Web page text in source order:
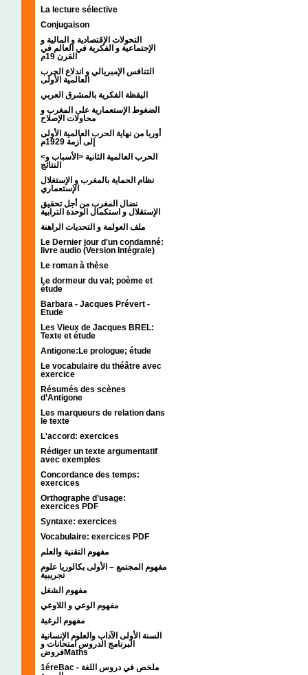
La lecture sélective
Conjugaison
التحولات الإقتصادية و المالية و
الإجتماعية و الفكرية في العالم في
القرن 19م
التنافس الإمبريالي و اندلاع الحرب
العالمية الأولى
اليقظة الفكرية بالمشرق العربي
الضغوط الإستعمارية على المغرب و
محاولات الإصلاح
أوربا من نهاية الحرب العالمية الأولى
إلى أزمة 1929م
<الحرب العالمية الثانية <الأسباب و
النتائج
نظام الحماية بالمغرب و الإستغلال
الإستعماري
نضال المغرب من أجل تحقيق
الإستقلال و استكمال الوحدة الترابية
ملف العولمة و التحديات الراهنة
Le Dernier jour d'un condamné:
livre audio (Version Intégrale)
Le roman à thèse
Le dormeur du val; poème et
étude
Barbara - Jacques Prévert -
Etude
Les Vieux de Jacques BREL:
Texte et étude
Antigone:Le prologue; étude
Le vocabulaire du théâtre avec
exercice
Résumés des scènes
d’Antigone
Les marqueurs de relation dans
le texte
L'accord: exercices
Rédiger un texte argumentatif
avec exemples
Concordance des temps:
exercices
Orthographe d’usage:
exercices PDF
Syntaxe: exercices
Vocabulaire: exercices PDF
مفهوم التقنية والعلم
مفهوم المجتمع – الأولى بكالوريا علوم
تجريبية
مفهوم الشغل
مفهوم الوعي و اللاوعي
مفهوم الرغبة
السنة الأولى الآداب والعلوم الإنسانية
البرنامج الدروس امتحانات و
فروضMaths
1éreBac - ملخص في دروس اللغة